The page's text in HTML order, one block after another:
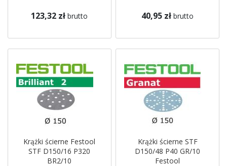
123,32 zł brutto 40,95 zł brutto
Krążki ścierne Festool
STF D150/16 P320
BR2/10
Krążki ścierne STF
D150/48 P40 GR/10
Festool